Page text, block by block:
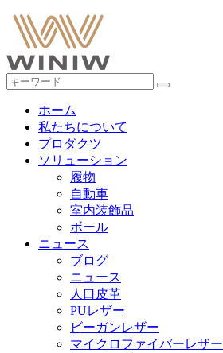
ホーム
私たちについて
プロダクツ
ソリューション
履物
自動車
室内装飾品
ボール
ニュース
ブログ
ニュース
人口皮革
PUレザー
ビーガンレザー
マイクロファイバーレザー